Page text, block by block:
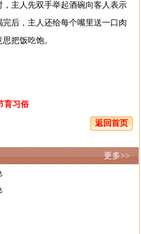
主人先双手举起酒碗向客人表示
后，主人还给每个嘴里送一口肉
把饭吃饱。
育习俗
返回首页
更多>>